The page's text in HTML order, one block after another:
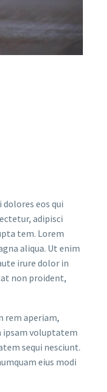
eos qui
adipisci
tem. Lorem
aliqua. Ut enim
irure dolor in
non proident,
rem aperiam,
ipsam voluptatem
sequi nesciunt.
eius modi